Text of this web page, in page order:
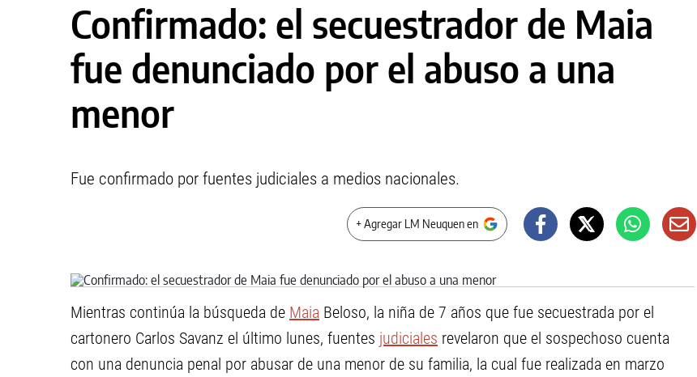
Confirmado: el secuestrador de Maia
fue denunciado por el abuso a una
menor
Fue confirmado por fuentes judiciales a medios nacionales.
+ Agregar LM Neuquen en
Mientras continúa la búsqueda de Maia Beloso, la niña de 7 años que fue secuestrada por el
cartonero Carlos Savanz el último lunes, fuentes judiciales revelaron que el sospechoso cuenta
con una denuncia penal por abusar de una menor de su familia, la cual fue realizada en marzo